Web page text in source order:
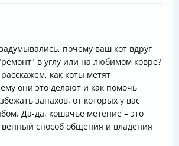
почему ваш кот вдруг
в углу или на любимом ковре?
как коты метят
они это делают и как помочь
запахов, от которых у вас
Да-да, кошачье метение – это
способ общения и владения